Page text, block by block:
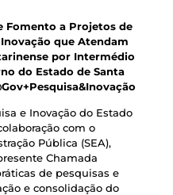
Fomento a Projetos de
que Atendam
por Intermédio
do Estado de Santa
e Inovação do Estado
com o
Pública (SEA),
Chamada
de pesquisas e
e consolidação do